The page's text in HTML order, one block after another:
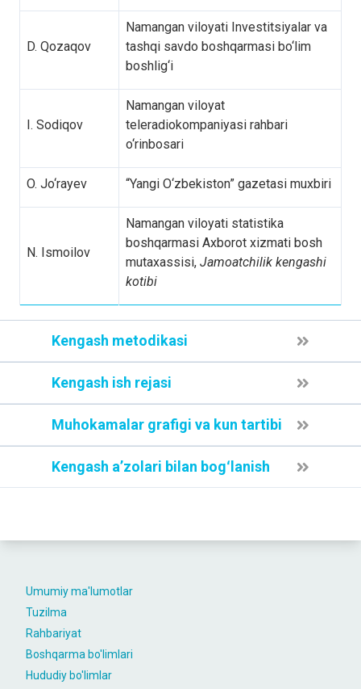
Umumiy ma'lumotlar
Tuzilma
Rahbariyat
Boshqarma bo'limlari
Hududiy bo'limlar
D. Qozaqov
Namangan viloyati Investitsiyalar va
tashqi savdo boshqarmasi bo‘lim
boshlig‘i
I. Sodiqov
Namangan viloyat
teleradiokompaniyasi rahbari
o‘rinbosari
O. Jo‘rayev “Yangi O‘zbekiston” gazetasi muxbiri
N. Ismoilov
Namangan viloyati statistika
boshqarmasi Axborot xizmati bosh
mutaxassisi, Jamoatchilik kengashi
kotibi
Kengash metodikasi
Kengash ish rejasi
Muhokamalar grafigi va kun tartibi
Kengash aʼzolari bilan bogʻlanish